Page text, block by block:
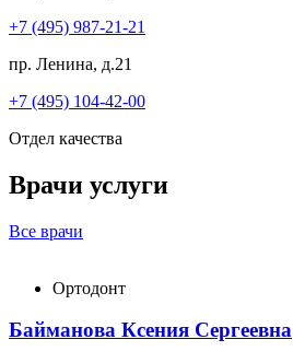
+7 (495) 987-21-21
пр. Ленина, д.21
+7 (495) 104-42-00
Отдел качества
Врачи услуги
Все врачи
Ортодонт
Байманова Ксения Сергеевна